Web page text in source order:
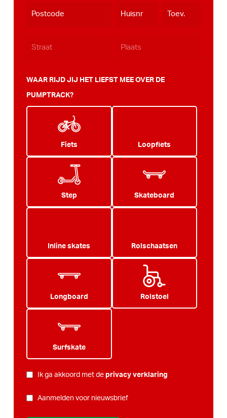
JJJJ
WAAR RIJD JIJ HET LIEFST MEE OVER DE
PUMPTRACK?
Fiets Loopfiets
Step Skateboard
Inline skates Rolschaatsen
Longboard Rolstoel
Surfskate
PRIVACYIk ga akkoord met de privacy verklaring
NIEUWSBRIEF
Aanmelden voor nieuwsbrief